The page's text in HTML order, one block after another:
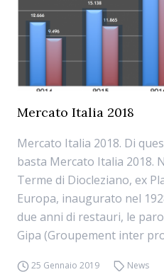
Mercato Italia 2018
Mercato Italia 2018. Di
basta Mercato Italia 2018.
Terme di Diocleziano, ex
Europa, inaugurato nel
due anni di restauri, le
Gipa (Groupement inter
25 Gennaio 2019 News